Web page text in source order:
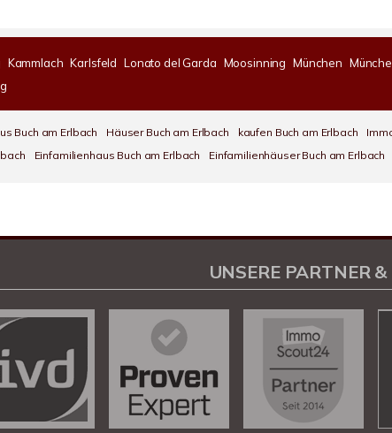
Kammlach Karlsfeld Lonato del Garda Moosinning München
Buch am Erlbach Häuser Buch am Erlbach kaufen Buch am Erlbach
Einfamilienhaus Buch am Erlbach Einfamilienhäuser Buch am Erlbach
UNSERE PARTNER